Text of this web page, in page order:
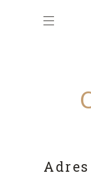
Adres